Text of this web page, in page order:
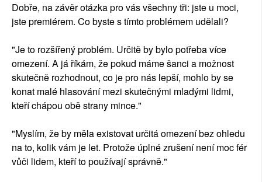
Dobře, na závěr otázka pro vás všechny tři: jste u moci,
jste premiérem. Co byste s tímto problémem udělali?
"Je to rozšířený problém. Určitě by bylo potřeba více
omezení. A já říkám, že pokud máme šanci a možnost
skutečně rozhodnout, co je pro nás lepší, mohlo by se
konat malé hlasování mezi skutečnými mladými lidmi,
kteří chápou obě strany mince."
"Myslím, že by měla existovat určitá omezení bez ohledu
na to, kolik vám je let. Protože úplné zrušení není moc fér
vůči lidem, kteří to používají správně."